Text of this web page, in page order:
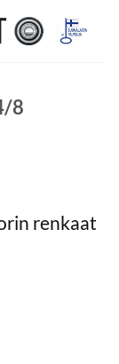
8
renkaat